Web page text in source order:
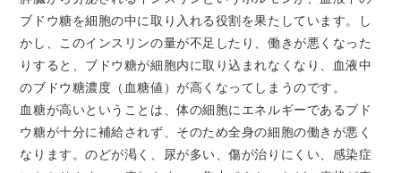
ブドウ糖を細胞の中に取り入れる役割を果たしています。し
かし、このインスリンの量が不足したり、働きが悪くなった
りすると、ブドウ糖が細胞内に取り込まれなくなり、血液中
のブドウ糖濃度（血糖値）が高くなってしまうのです。
血糖が高いということは、体の細胞にエネルギーであるブド
ウ糖が十分に補給されず、そのため全身の細胞の働きが悪く
なります。のどが渇く、尿が多い、傷が治りにくい、感染症